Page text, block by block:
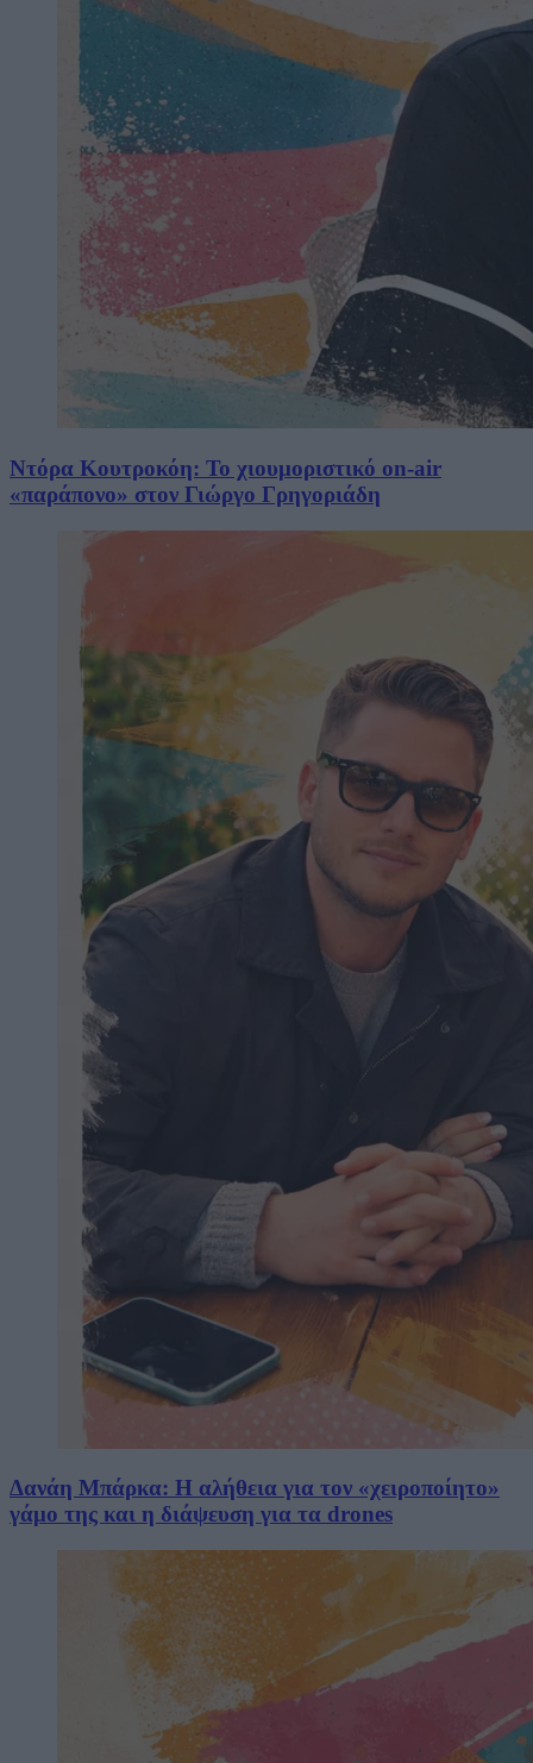
Ντόρα Κουτροκόη: Το χιουμοριστικό on-air
«παράπονο» στον Γιώργο Γρηγοριάδη
Δανάη Μπάρκα: Η αλήθεια για τον «χειροποίητο»
γάμο της και η διάψευση για τα drones